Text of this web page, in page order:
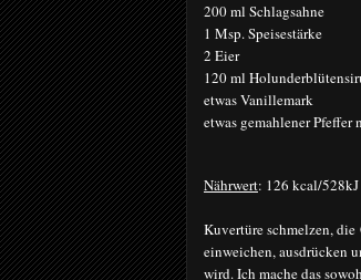
200 ml Schlagsahne
1 Msp. Speisestärke
2 Eier
120 ml
etwas Vanillemark
etwas gemahlener Pfeffer
Nährwert: 126 kcal/
Kuvertüre schmelzen, die
einweichen, ausdrücken
wird. Ich mache das